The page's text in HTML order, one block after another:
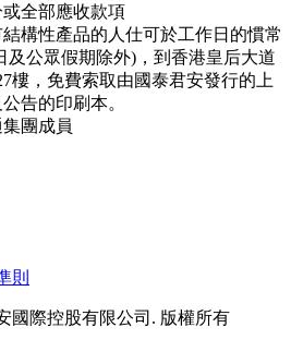
全部應收款項
構性產品的人仕可於工作日的慣常
及公眾假期除外)，到香港皇后大道
樓，免費索取由國泰君安發行的上
告的印刷本。
團成員
則
國際控股有限公司. 版權所有